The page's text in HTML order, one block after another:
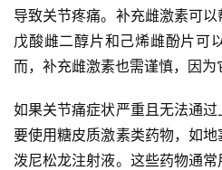
导致关节疼痛。补充雌激素可
戊酸雌二醇片和己烯雌酚片可
而，补充雌激素也需谨慎，因为
如果关节痛症状严重且无法通
要使用糖皮质激素类药物，如
泼尼松龙注射液。这些药物通